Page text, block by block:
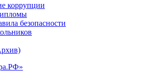
коррупции
безопасности